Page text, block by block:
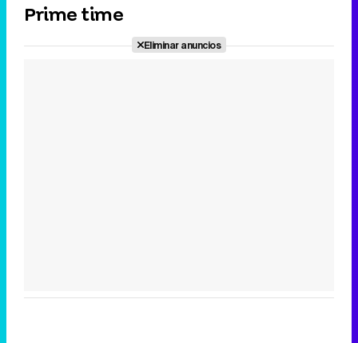
Prime time
Eliminar anuncios